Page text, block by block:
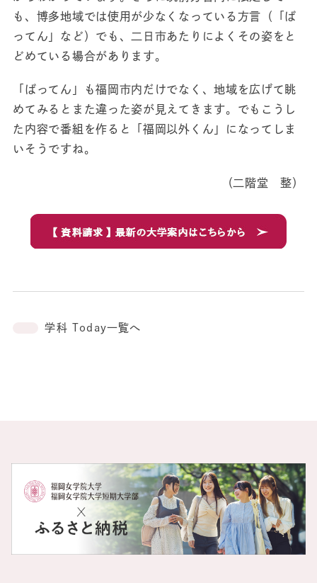
も、博多地域では使用が少なくなっている方言（「ば
ってん」など）でも、二日市あたりによくその姿をと
どめている場合があります。
「ばってん」も福岡市内だけでなく、地域を広げて眺
めてみるとまた違った姿が見えてきます。でもこうし
た内容で番組を作ると「福岡以外くん」になってしま
いそうですね。
（二階堂 整）
学科 Today一覧へ